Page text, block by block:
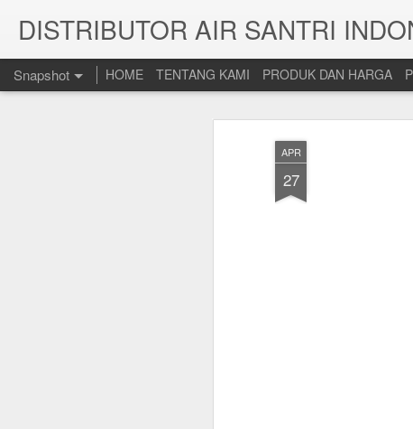
APR
27
DISTRIBUTOR AIR SANTRI
Snapshot HOME TENTANG KAMI PRODUK DAN HARGA